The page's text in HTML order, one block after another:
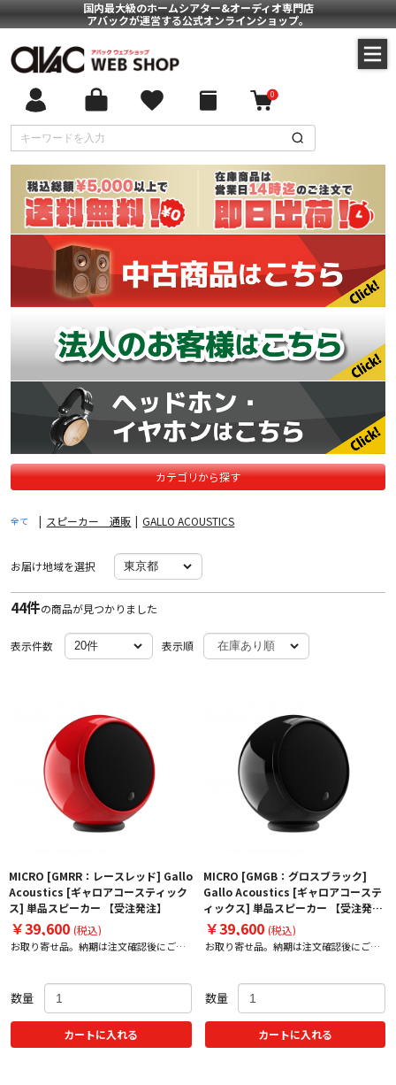
国内最大級のホームシアター&オーディオ専門店
アバックが運営する公式オンラインショップ。
0
カテゴリから探す
全て | スピーカー 通販 | GALLO ACOUSTICS
お届け地域を選択
44件の商品が見つかりました
表示件数 表示順
MICRO [GMRR：レースレッド] Gallo
Acoustics [ギャロアコースティック
ス] 単品スピーカー 【受注発注】
￥39,600 (税込)
お取り寄せ品。納期は注文確認後にご案
数量
カートに入れる
MICRO [GMGB：グロスブラック]
Gallo Acoustics [ギャロアコーステ
ィックス] 単品スピーカー 【受注発
注】
￥39,600 (税込)
お取り寄せ品。納期は注文確認後にご案
数量
カートに入れる